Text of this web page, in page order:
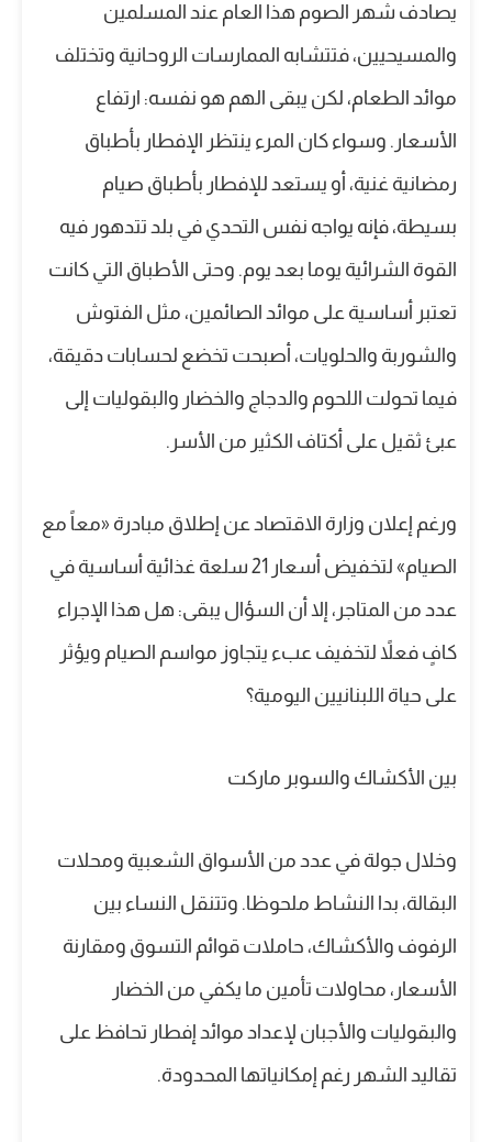
يصادف شهر الصوم هذا العام عند المسلمين
والمسيحيين، فتتشابه الممارسات الروحانية وتختلف
موائد الطعام، لكن يبقى الهم هو نفسه: ارتفاع
الأسعار. وسواء كان المرء ينتظر الإفطار بأطباق
رمضانية غنية، أو يستعد للإفطار بأطباق صيام
بسيطة، فإنه يواجه نفس التحدي في بلد تتدهور فيه
القوة الشرائية يوما بعد يوم. وحتى الأطباق التي كانت
تعتبر أساسية على موائد الصائمين، مثل الفتوش
والشوربة والحلويات، أصبحت تخضع لحسابات دقيقة،
فيما تحولت اللحوم والدجاج والخضار والبقوليات إلى
عبئ ثقيل على أكتاف الكثير من الأسر.
ورغم إعلان وزارة الاقتصاد عن إطلاق مبادرة «معاً مع
الصيام» لتخفيض أسعار 21 سلعة غذائية أساسية في
عدد من المتاجر، إلا أن السؤال يبقى: هل هذا الإجراء
كافٍ فعلاً لتخفيف عبء يتجاوز مواسم الصيام ويؤثر
على حياة اللبنانيين اليومية؟
بين الأكشاك والسوبر ماركت
وخلال جولة في عدد من الأسواق الشعبية ومحلات
البقالة، بدا النشاط ملحوظا. وتتنقل النساء بين
الرفوف والأكشاك، حاملات قوائم التسوق ومقارنة
الأسعار، محاولات تأمين ما يكفي من الخضار
والبقوليات والأجبان لإعداد موائد إفطار تحافظ على
تقاليد الشهر رغم إمكانياتها المحدودة.